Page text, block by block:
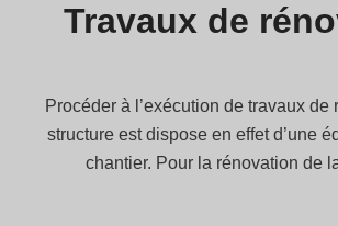
Travaux de
Procéder à l’exécution de travaux
structure est dispose en effet d’une
chantier. Pour la rénovation de